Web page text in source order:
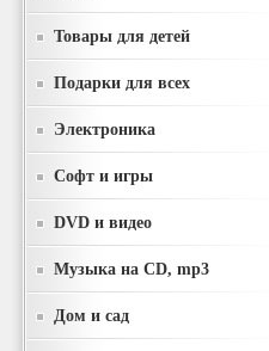
Товары для детей
Подарки для всех
Электроника
Софт и игры
DVD и видео
Музыка на CD, mp3
Дом и сад